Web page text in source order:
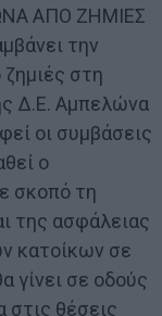
ΑΠΟ ΖΗΜΙΕΣ
την
στη
Δ.Ε. Αμπελώνα
οι συμβάσεις
ο
σκοπό τη
της ασφάλειας
κατοίκων σε
γίνει σε οδούς
θέσεις